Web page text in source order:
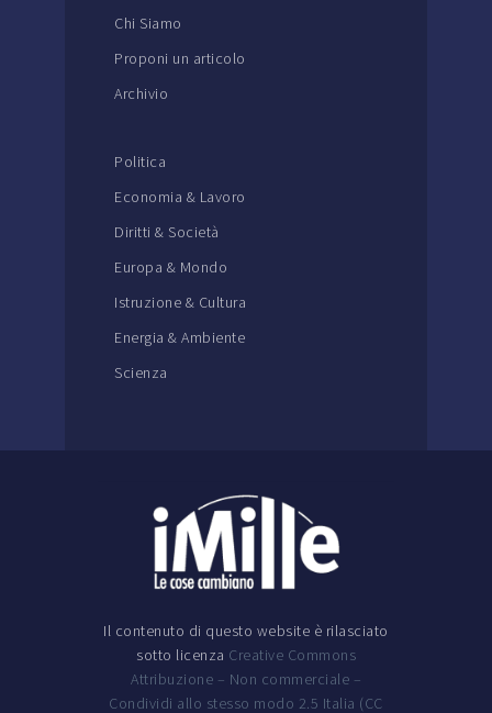
Chi Siamo
Proponi un articolo
Archivio
Politica
Economia & Lavoro
Diritti & Società
Europa & Mondo
Istruzione & Cultura
Energia & Ambiente
Scienza
Il contenuto di questo website è rilasciato
sotto licenza Creative Commons
Attribuzione – Non commerciale –
Condividi allo stesso modo 2.5 Italia (CC